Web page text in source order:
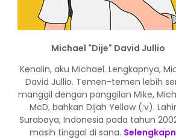
Michael "Dije" David Jullio
Kenalin, aku Michael. Lengkapnya,
David Jullio. Temen-temen lebih
manggil dengan panggilan Mike,
McD, bahkan Dijah Yellow (:v).
Surabaya, Indonesia pada tahun
masih tinggal di sana.